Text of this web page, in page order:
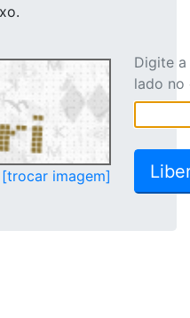
[trocar imagem]
Digite
lado no